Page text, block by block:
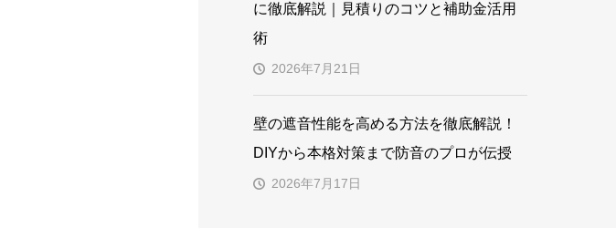
に徹底解説｜見積りのコツと補助金活用
術
2026年7月21日
壁の遮音性能を高める方法を徹底解説！
DIYから本格対策まで防音のプロが伝授
2026年7月17日